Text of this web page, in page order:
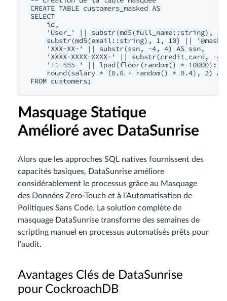
CREATE TABLE customers_masked AS
SELECT
    id,
'User_' || substr(md5(full_name::string),
substr(md5(email::string), 1, 10) ||
    'XXX-XX-' || substr(ssn, -4, 4) AS ssn,
'XXXX-XXXX-XXXX-' || substr(credit_card, -
'+1-555-' || lpad(floor(random() *
round(salary * (0.8 + random() * 0.4), 2) AS
Masquage Statique
Amélioré avec DataSunrise
Alors que les approches SQL natives fournissent des
capacités basiques, DataSunrise améliore
considérablement le processus grâce au Masquage
des Données Zero-Touch et à l’Automatisation de
Politiques Sans Code. La solution complète de
masquage DataSunrise transforme des semaines de
scripting manuel en processus automatisés prêts pour
l’audit.
Avantages Clés de DataSunrise
pour CockroachDB